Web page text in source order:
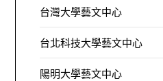
台灣大學藝文中心
台北科技大學藝文中心
陽明大學藝文中心